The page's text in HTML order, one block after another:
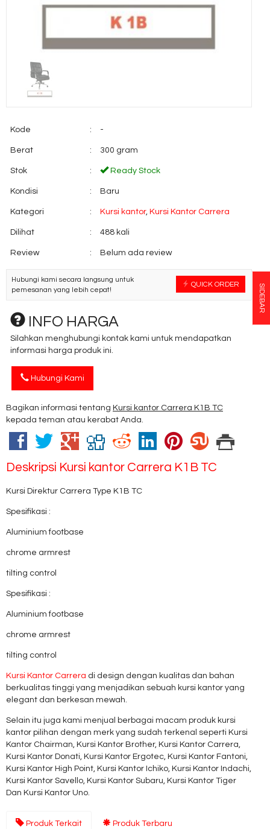
Kode : -
Berat : 300 gram
Stok : Ready Stock
Kondisi : Baru
Kategori : Kursi kantor, Kursi Kantor Carrera
Dilihat : 488 kali
Review : Belum ada review
QUICK ORDER
Hubungi kami secara langsung untuk
pemesanan yang lebih cepat!
INFO HARGA
Silahkan menghubungi kontak kami untuk mendapatkan
informasi harga produk ini.
Hubungi Kami
Bagikan informasi tentang Kursi kantor Carrera K1B TC
kepada teman atau kerabat Anda.
Deskripsi Kursi kantor Carrera K1B TC
Kursi Direktur Carrera Type K1B TC
Spesifikasi :
Aluminium footbase
chrome armrest
tilting control
Spesifikasi :
Aluminium footbase
chrome armrest
tilting control
Kursi Kantor Carrera di design dengan kualitas dan bahan
berkualitas tinggi yang menjadikan sebuah kursi kantor yang
elegant dan berkesan mewah.
Selain itu juga kami menjual berbagai macam produk kursi
kantor pilihan dengan merk yang sudah terkenal seperti Kursi
Kantor Chairman, Kursi Kantor Brother, Kursi Kantor Carrera,
Kursi Kantor Donati, Kursi Kantor Ergotec, Kursi Kantor Fantoni,
Kursi Kantor High Point, Kursi Kantor Ichiko, Kursi Kantor Indachi,
Kursi Kantor Savello, Kursi Kantor Subaru, Kursi Kantor Tiger
Dan Kursi Kantor Uno.
Produk Terkait Produk Terbaru
SIDEBAR